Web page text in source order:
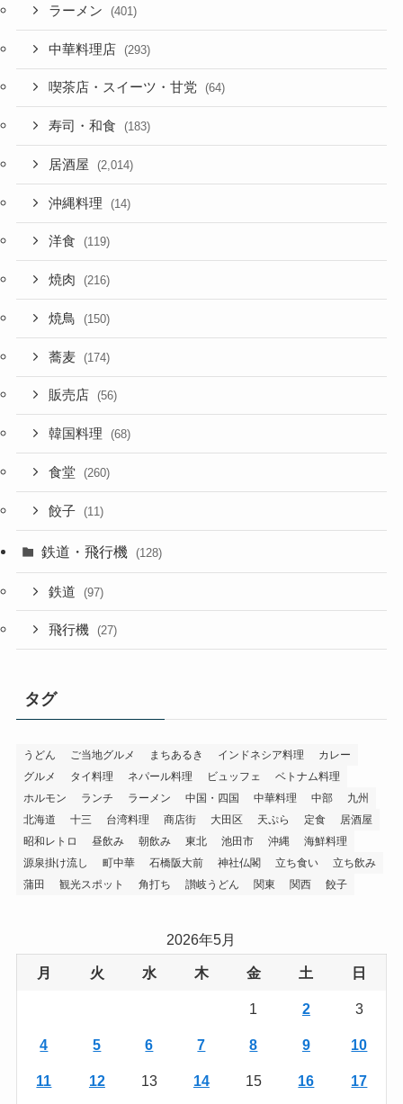
ラーメン (401)
中華料理店 (293)
喫茶店・スイーツ・甘党 (64)
寿司・和食 (183)
居酒屋 (2,014)
沖縄料理 (14)
洋食 (119)
焼肉 (216)
焼鳥 (150)
蕎麦 (174)
販売店 (56)
韓国料理 (68)
食堂 (260)
餃子 (11)
鉄道・飛行機 (128)
鉄道 (97)
飛行機 (27)
タグ
うどん ご当地グルメ まちあるき インドネシア料理
カレー
グルメ
タイ料理 ネパール料理 ビュッフェ
ベトナム料理
ホルモン
ランチ ラーメン 中国・四国 中華料理 中部
九州
北海道
十三 台湾料理 商店街 大田区 天ぷら 定食
居酒屋
昭和レトロ
昼飲み 朝飲み 東北 池田市 沖縄
海鮮料理
源泉掛け流し
町中華 石橋阪大前 神社仏閣 立ち食い
立ち飲み
蒲田
観光スポット 角打ち 讃岐うどん 関東 関西 餃子
2026年5月
月 火 水 木 金 土 日
1 2 3
4 5 6 7 8 9 10
11 12 13 14 15 16 17